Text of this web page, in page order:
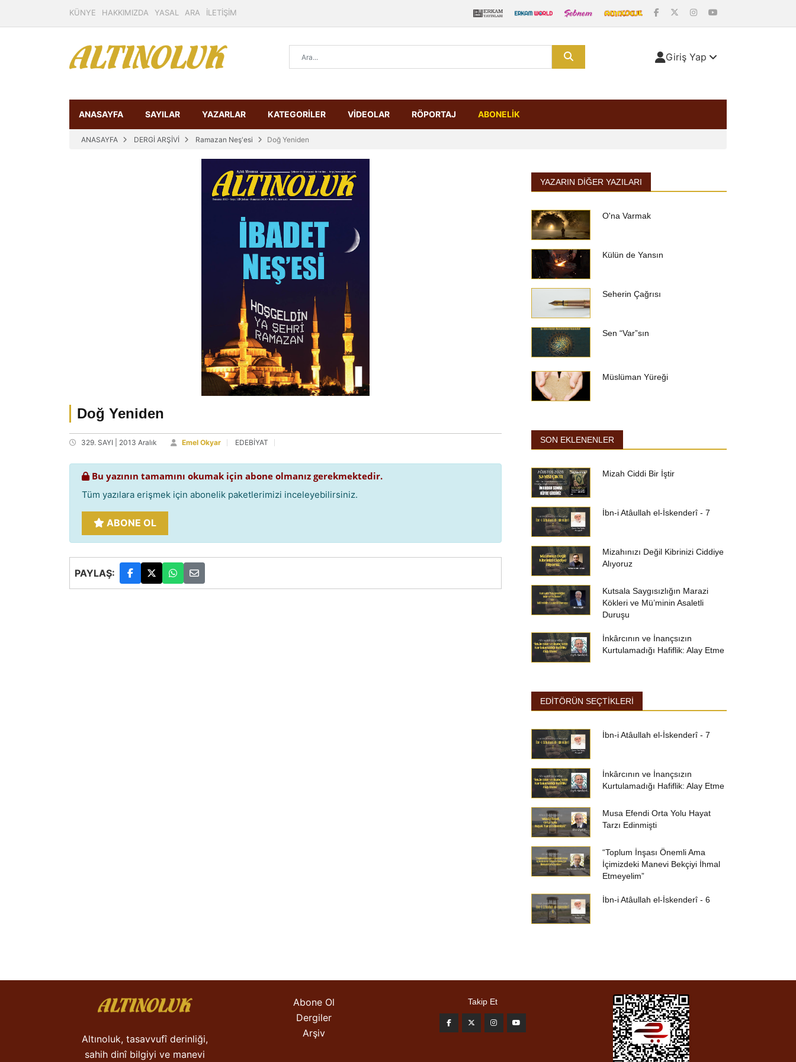
KÜNYE HAKKIMIZDA YASAL ARA İLETİŞİM
Giriş Yap
ANASAYFA SAYILAR YAZARLAR KATEGORİLER VİDEOLAR RÖPORTAJ ABONELİK
ANASAYFA DERGİ ARŞİVİ Ramazan Neş'esi Doğ Yeniden
Doğ Yeniden
329. SAYI | 2013 Aralık Emel Okyar EDEBİYAT
Bu yazının tamamını okumak için abone olmanız gerekmektedir.
Tüm yazılara erişmek için abonelik paketlerimizi inceleyebilirsiniz.
ABONE OL
PAYLAŞ:
YAZARIN DIĞER YAZILARI
O'na Varmak
Külün de Yansın
Seherin Çağrısı
Sen “Var”sın
Müslüman Yüreği
SON EKLENENLER
Mizah Ciddi Bir İştir
İbn-i Atâullah el-İskenderî - 7
Mizahınızı Değil Kibrinizi Ciddiye
Alıyoruz
Kutsala Saygısızlığın Marazi
Kökleri ve Mü’minin Asaletli
Duruşu
İnkârcının ve İnançsızın
Kurtulamadığı Hafiflik: Alay Etme
EDİTÖRÜN SEÇTİKLERİ
İbn-i Atâullah el-İskenderî - 7
İnkârcının ve İnançsızın
Kurtulamadığı Hafiflik: Alay Etme
Musa Efendi Orta Yolu Hayat
Tarzı Edinmişti
“Toplum İnşası Önemli Ama
İçimizdeki Manevi Bekçiyi İhmal
Etmeyelim”
İbn-i Atâullah el-İskenderî - 6
Altınoluk, tasavvufî derinliği,
sahih dinî bilgiyi ve manevi
Abone Ol
Dergiler
Arşiv
Takip Et